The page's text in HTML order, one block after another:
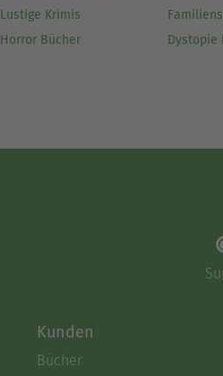
Lustige Krimis
Horror Bücher
Dystopie
Kunden
Bücher